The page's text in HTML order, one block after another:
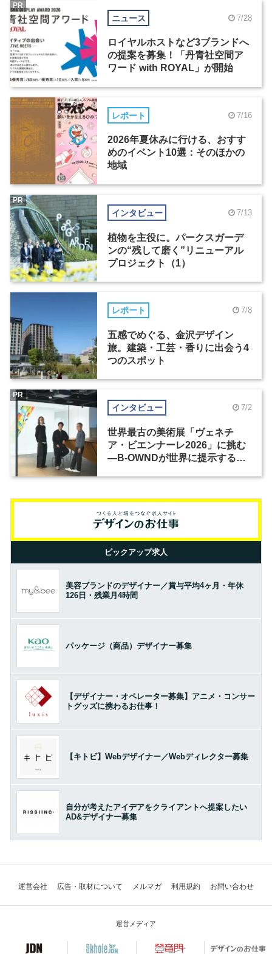
ニュース 7/28
ロイヤルホストなど3ブランドへ
の提案を募集！「丹青社空間ア
ワード with ROYAL」が開始
PR
レポート 7/16
2026年夏休みに行ける、おすす
めのイベント10選：そのほかの
地域
インタビュー 7/13
植物を主役に。パークスガーデ
ンの“残して磨く”リニューアル
プロジェクト（1）
PR
レポート 7/8
五感でめぐる、金沢デザイン
旅。建築・工芸・香りに出会う4
つのスポット
インタビュー 7/2
世界最古の美術展「ヴェネチ
ア・ビエンナーレ2026」に挑む
―B-OWNDが世界に提示する美
PR
ピックアップ求人
美容ブランドのデザイナー／賞与平均4ヶ月・年休
126日・残業月4時間
パッケージ（商品）デザイナー募集
【デザイナー・オペレーター募集】アニメ・コンサー
トグッズに携わるお仕事！
【キトビ】Webデザイナー／Webディレクター募集
自分が考えたアイデアをクライアントへ提案したい
AD&デザイナー募集
運営会社 広告・取材について メルマガ 利用規約 お問い合わせ
運営メディア